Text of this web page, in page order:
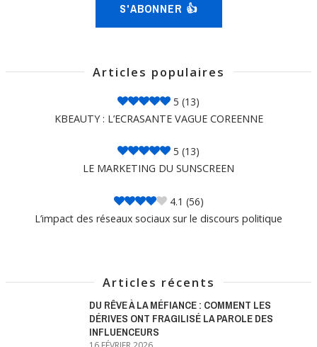
S'ABONNER 👍
Articles populaires
5 (13)
KBEAUTY : L’ECRASANTE VAGUE COREENNE
5 (13)
LE MARKETING DU SUNSCREEN
4.1 (56)
L’impact des réseaux sociaux sur le discours politique
Articles récents
DU RÊVE À LA MÉFIANCE : COMMENT LES
DÉRIVES ONT FRAGILISÉ LA PAROLE DES
INFLUENCEURS